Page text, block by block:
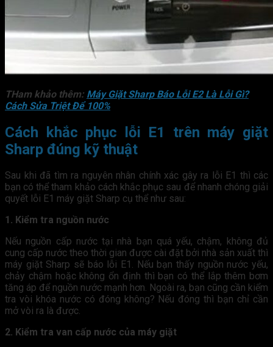
THam khảo thêm: Máy Giặt Sharp Báo Lỗi E2 Là Lỗi Gì?
Cách Sửa Triệt Để 100%
Cách khắc phục lỗi E1 trên máy giặt
Sharp đúng kỹ thuật
Sau khi đã tìm ra nguyên nhân chính xác gây ra lỗi E1 thì các
bạn có thể tham khảo cách khắc phục sau để nhanh chóng giải
quyết lỗi E1 máy giặt Sharp cụ thể như sau:
1. Kiểm tra nguồn nước
Nếu nguồn cấp nước tại nhà bạn quá yếu, chậm, không đủ
cung cấp nước theo thời gian được cài đặt bởi nhà sản xuất thì
máy giặt Sharp sẽ báo lỗi E1. Nếu bạn thấy nguồn nước yếu,
chảy chậm hoặc không ổn định thì bạn có thể lắp thêm bơm
tăng áp để nguồn nước mạnh hơn. Ngoài ra, bạn cũng cần kiểm
tra vòi khóa nước có đóng không? Nếu đóng thì bạn chỉ cần
mở vòi ra là được.
2. Kiểm tra van cấp nước của máy giặt